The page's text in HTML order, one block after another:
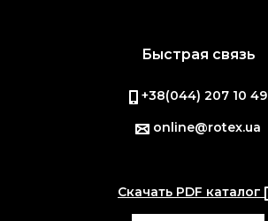
Быстрая связь
+38(044) 207 10 49
online@rotex.ua
Скачать PDF каталог